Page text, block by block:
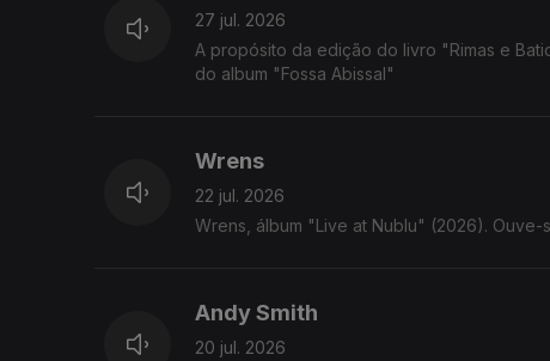
27 jul. 2026
A propósito da edição do livro "Rimas e
do album "Fossa Abissal"
Wrens
22 jul. 2026
Wrens, álbum "Live at Nublu" (2026). Ouve-
Andy Smith
20 jul. 2026